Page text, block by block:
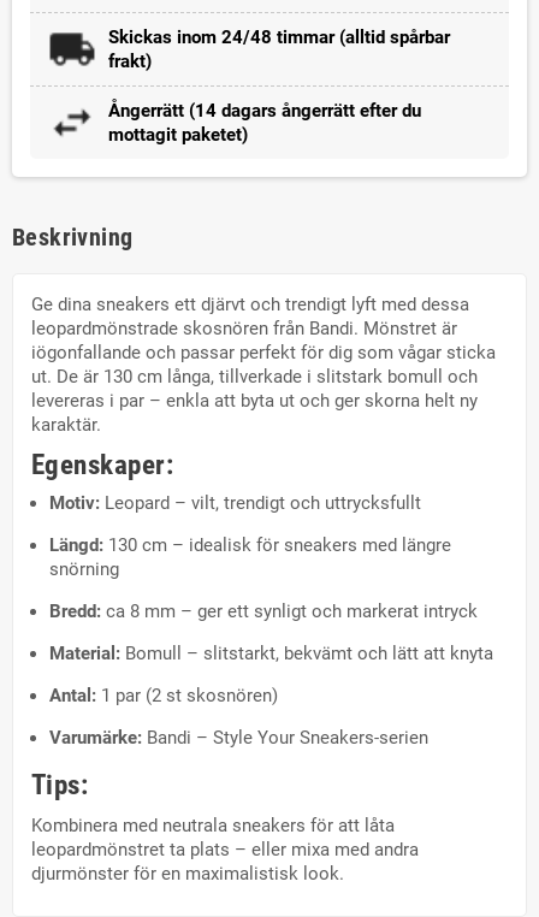
Skickas inom 24/48 timmar (alltid spårbar
frakt)
Ångerrätt (14 dagars ångerrätt efter du
mottagit paketet)
Beskrivning
Ge dina sneakers ett djärvt och trendigt lyft med dessa
leopardmönstrade skosnören från Bandi. Mönstret är
iögonfallande och passar perfekt för dig som vågar sticka
ut. De är 130 cm långa, tillverkade i slitstark bomull och
levereras i par – enkla att byta ut och ger skorna helt ny
karaktär.
Egenskaper:
Motiv: Leopard – vilt, trendigt och uttrycksfullt
Längd: 130 cm – idealisk för sneakers med längre
snörning
Bredd: ca 8 mm – ger ett synligt och markerat intryck
Material: Bomull – slitstarkt, bekvämt och lätt att knyta
Antal: 1 par (2 st skosnören)
Varumärke: Bandi – Style Your Sneakers-serien
Tips:
Kombinera med neutrala sneakers för att låta
leopardmönstret ta plats – eller mixa med andra
djurmönster för en maximalistisk look.